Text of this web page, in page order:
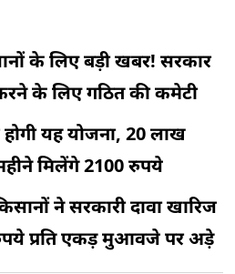
के लिए बड़ी खबर! सरकार
के लिए गठित की कमेटी
यह योजना, 20 लाख
मिलेंगे 2100 रुपये
ने सरकारी दावा खारिज
प्रति एकड़ मुआवजे पर अड़े